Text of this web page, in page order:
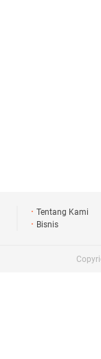
Tentang Kami
Bisnis